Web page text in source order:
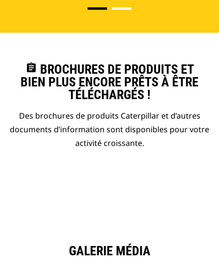
assignment BROCHURES DE PRODUITS ET
BIEN PLUS ENCORE PRÊTS À ÊTRE
TÉLÉCHARGÉS !
Des brochures de produits Caterpillar et d’autres
documents d’information sont disponibles pour votre
activité croissante.
GALERIE MÉDIA